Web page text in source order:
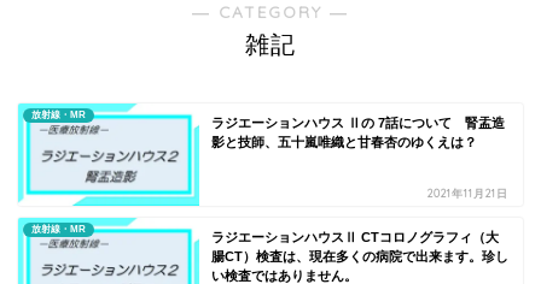
― CATEGORY ―
雑記
放射線・MR
ラジエーションハウス Ⅱの 7話について 腎盂造
影と技師、五十嵐唯織と甘春杏のゆくえは？
2021年11月21日
放射線・MR
ラジエーションハウスⅡ CTコロノグラフィ（大
腸CT）検査は、現在多くの病院で出来ます。珍し
い検査ではありません。